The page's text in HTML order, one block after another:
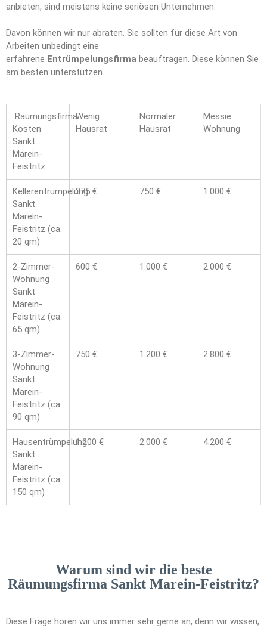
anbieten, sind meistens keine seriösen Unternehmen.
Davon können wir nur abraten. Sie sollten für diese Art von
Arbeiten unbedingt eine
erfahrene Entrümpelungsfirma beauftragen. Diese können Sie
am besten unterstützen.
Räumungsfirma
Kosten
Sankt
Marein-
Feistritz
Wenig
Hausrat
Normaler
Hausrat
Messie
Wohnung
Kellerentrümpelung
Sankt
Marein-
Feistritz (ca.
20 qm)
375 € 750 € 1.000 €
2-Zimmer-
Wohnung
Sankt
Marein-
Feistritz (ca.
65 qm)
600 € 1.000 € 2.000 €
3-Zimmer-
Wohnung
Sankt
Marein-
Feistritz (ca.
90 qm)
750 € 1.200 € 2.800 €
Hausentrümpelung
Sankt
Marein-
Feistritz (ca.
150 qm)
1.200 € 2.000 € 4.200 €
Warum sind wir die beste
Räumungsfirma Sankt Marein-Feistritz?
Diese Frage hören wir uns immer sehr gerne an, denn wir wissen,